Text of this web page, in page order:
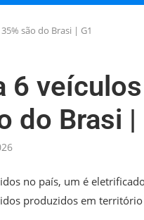
são do Brasi | G1
6
do Brasi |
no país, um é
produzidos em